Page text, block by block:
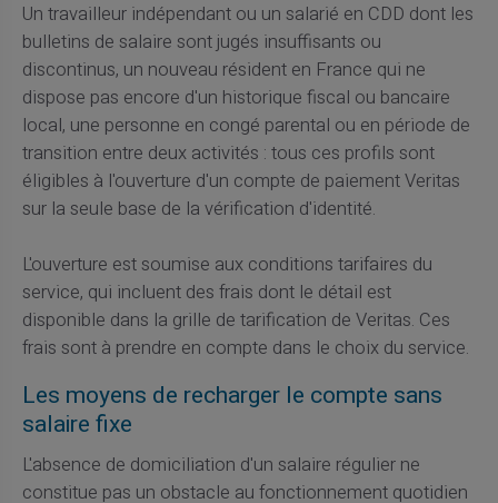
Un travailleur indépendant ou un salarié en CDD dont les
bulletins de salaire sont jugés insuffisants ou
discontinus, un nouveau résident en France qui ne
dispose pas encore d'un historique fiscal ou bancaire
local, une personne en congé parental ou en période de
transition entre deux activités : tous ces profils sont
éligibles à l'ouverture d'un compte de paiement Veritas
sur la seule base de la vérification d'identité.
L'ouverture est soumise aux conditions tarifaires du
service, qui incluent des frais dont le détail est
disponible dans la grille de tarification de Veritas. Ces
frais sont à prendre en compte dans le choix du service.
Les moyens de recharger le compte sans
salaire fixe
L'absence de domiciliation d'un salaire régulier ne
constitue pas un obstacle au fonctionnement quotidien